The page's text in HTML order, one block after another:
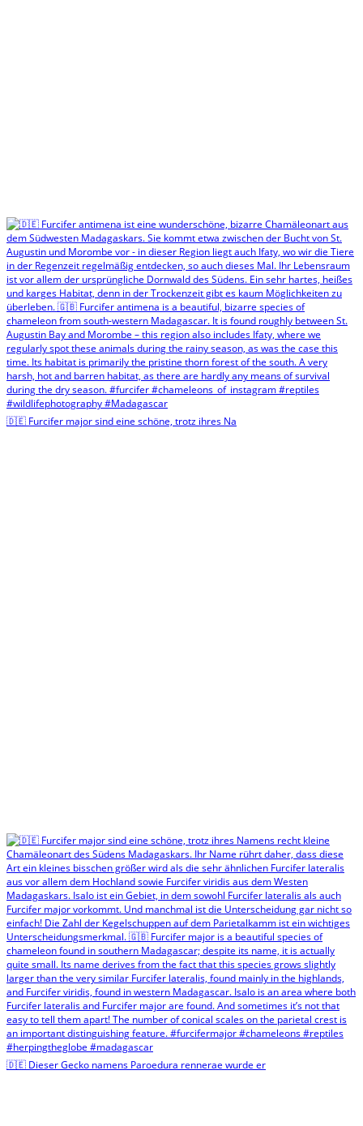
🇩🇪 Furcifer major sind eine schöne, trotz ihres Na
🇩🇪 Dieser Gecko namens Paroedura rennerae wurde er